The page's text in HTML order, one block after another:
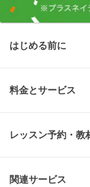
はじめる前に
料金とサービス
レッスン予約・教
関連サービス